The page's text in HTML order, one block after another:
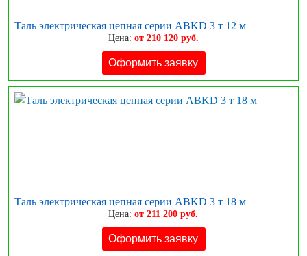
Таль электрическая цепная серии ABKD 3 т 12 м
Цена: от 210 120 руб.
Оформить заявку
Таль электрическая цепная серии ABKD 3 т 18 м
Цена:от 211 200 руб.
Оформить заявку